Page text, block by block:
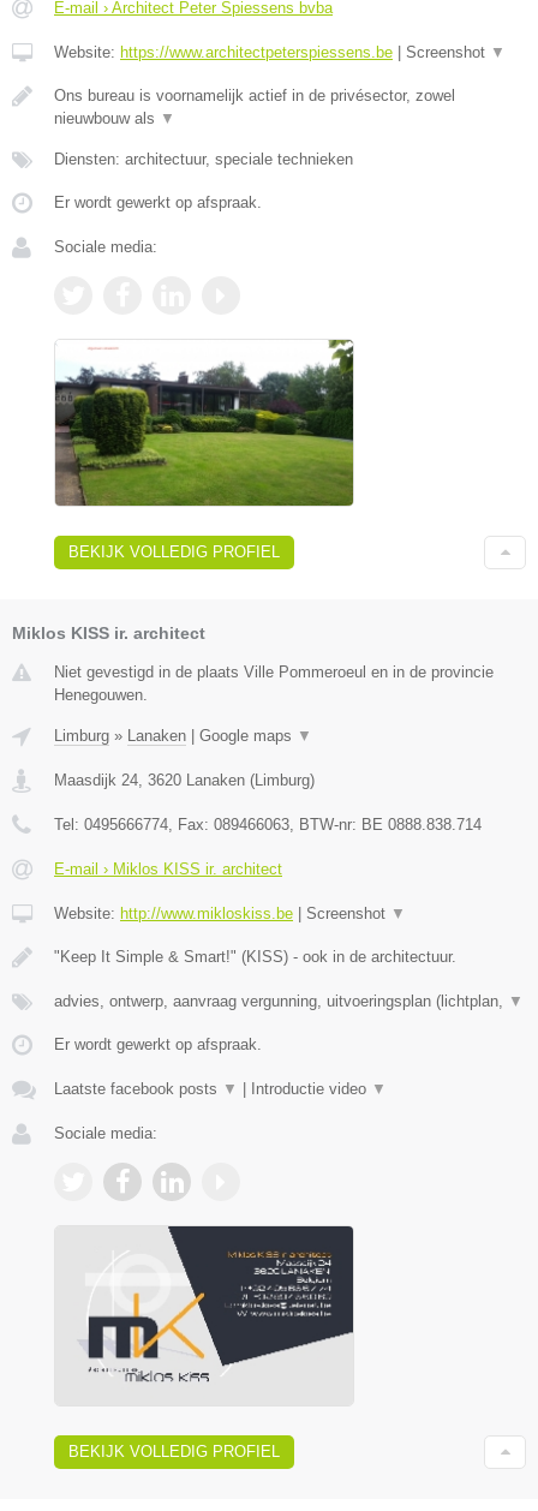
E-mail › Architect Peter Spiessens bvba
Website: https://www.architectpeterspiessens.be | Screenshot ▼
Ons bureau is voornamelijk actief in de privésector, zowel
nieuwbouw als ▼
Diensten: architectuur, speciale technieken
Er wordt gewerkt op afspraak.
Sociale media:
BEKIJK VOLLEDIG PROFIEL
Miklos KISS ir. architect
Niet gevestigd in de plaats Ville Pommeroeul en in de provincie
Henegouwen.
Limburg » Lanaken Google maps ▼
Maasdijk 24, 3620 Lanaken (Limburg)
Tel: 0495666774, Fax: 089466063, BTW-nr: BE 0888.838.714
E-mail › Miklos KISS ir. architect
Website: http://www.mikloskiss.be Screenshot ▼
"Keep It Simple & Smart!" (KISS) - ook in de architectuur.
advies, ontwerp, aanvraag vergunning, uitvoeringsplan (lichtplan, ▼
Er wordt gewerkt op afspraak.
Laatste facebook posts ▼ Introductie video ▼
Sociale media:
BEKIJK VOLLEDIG PROFIEL